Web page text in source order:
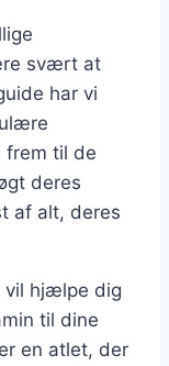
svært at
har vi
frem til de
deres
af alt, deres
vil hjælpe dig
til dine
en atlet, der